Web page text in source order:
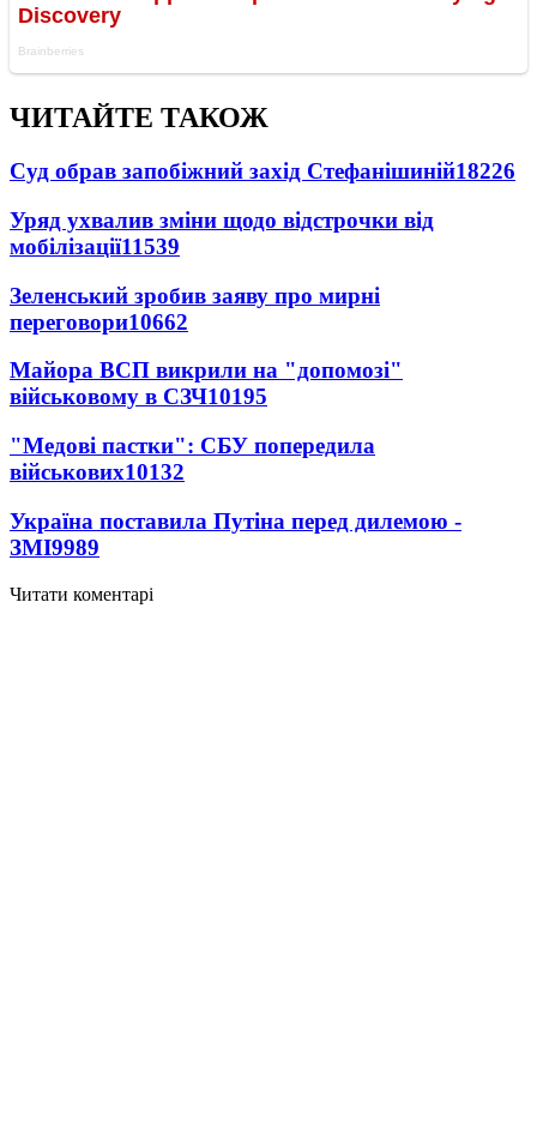
ЧИТАЙТЕ ТАКОЖ
Суд обрав запобіжний захід Стефанішиній18226
Уряд ухвалив зміни щодо відстрочки від
мобілізації11539
Зеленський зробив заяву про мирні
переговори10662
Майора ВСП викрили на "допомозі"
військовому в СЗЧ10195
"Медові пастки": СБУ попередила
військових10132
Україна поставила Путіна перед дилемою -
ЗМІ9989
Читати коментарі